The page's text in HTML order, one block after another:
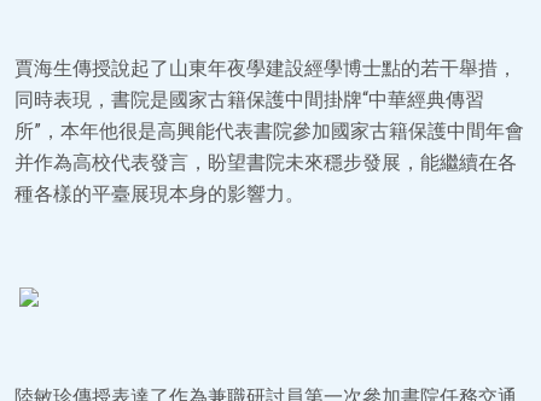
賈海生傳授說起了山東年夜學建設經學博士點的若干舉措，
同時表現，書院是國家古籍保護中間掛牌“中華經典傳習
所”，本年他很是高興能代表書院參加國家古籍保護中間年會
并作為高校代表發言，盼望書院未來穩步發展，能繼續在各
種各樣的平臺展現本身的影響力。